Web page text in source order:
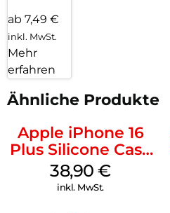
ab 7,49 €
inkl. MwSt.
Mehr
erfahren
Ähnliche Produkte
Apple iPhone 16
Plus Silicone Case
MagSafe Denim
38,90€
inkl. MwSt.